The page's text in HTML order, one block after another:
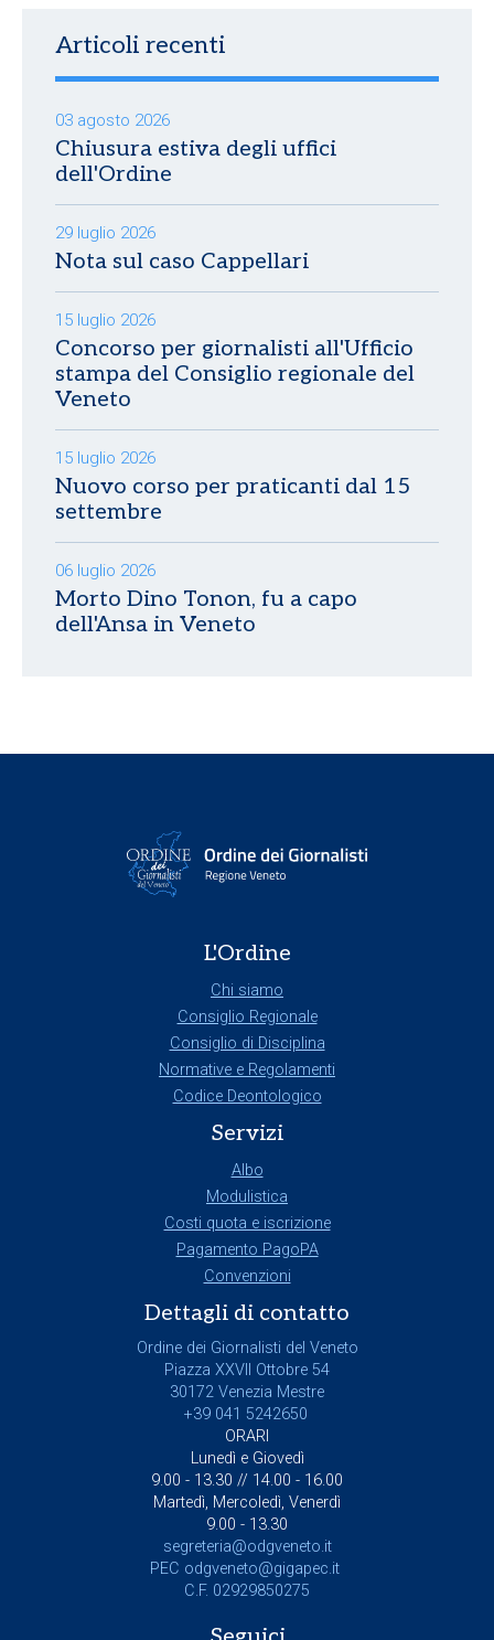
Articoli recenti
03 agosto 2026
Chiusura estiva degli uffici
dell'Ordine
29 luglio 2026
Nota sul caso Cappellari
15 luglio 2026
Concorso per giornalisti all'Ufficio
stampa del Consiglio regionale del
Veneto
15 luglio 2026
Nuovo corso per praticanti dal 15
settembre
06 luglio 2026
Morto Dino Tonon, fu a capo
dell'Ansa in Veneto
L'Ordine
Chi siamo
Consiglio Regionale
Consiglio di Disciplina
Normative e Regolamenti
Codice Deontologico
Servizi
Albo
Modulistica
Costi quota e iscrizione
Pagamento PagoPA
Convenzioni
Dettagli di contatto
Ordine dei Giornalisti del Veneto
Piazza XXVII Ottobre 54
30172 Venezia Mestre
+39 041 5242650
ORARI
Lunedì e Giovedì
9.00 - 13.30 // 14.00 - 16.00
Martedì, Mercoledì, Venerdì
9.00 - 13.30
segreteria@odgveneto.it
PEC odgveneto@gigapec.it
C.F. 02929850275